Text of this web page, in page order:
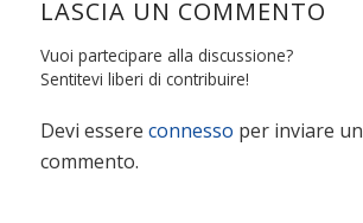
LASCIA UN COMMENTO
Vuoi partecipare alla discussione?
Sentitevi liberi di contribuire!
Devi essere connesso per inviare un
commento.